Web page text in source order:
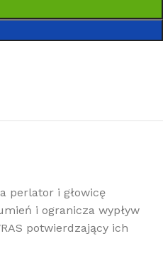
perlator i głowicę
i ogranicza wypływ
potwierdzający ich